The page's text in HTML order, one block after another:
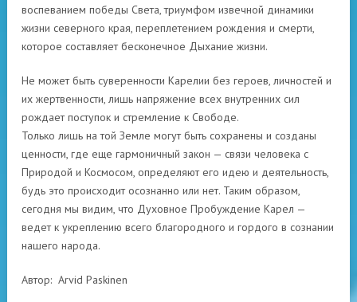
воспеванием победы Света, триумфом извечной динамики
жизни северного края, переплетением рождения и смерти,
которое составляет бесконечное Дыхание жизни.
Не может быть суверенности Карелии без героев, личностей и
их жертвенности, лишь напряжение всех внутренних сил
рождает поступок и стремление к Свободе.
Только лишь на той Земле могут быть сохранены и созданы
ценности, где еще гармоничный закон — связи человека с
Природой и Космосом, определяют его идею и деятельность,
будь это происходит осознанно или нет. Таким образом,
сегодня мы видим, что Духовное Пробуждение Карел —
ведет к укреплению всего благородного и гордого в сознании
нашего народа.
Автор: Arvid Paskinen